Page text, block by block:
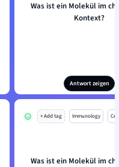
Was ist ein Molekül im
Kontext?
Antwort zeigen
+ Add tag Immunology
Was ist ein Molekül im